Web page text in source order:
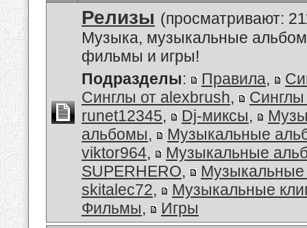
Релизы (просматривают:
Музыка, музыкальные
фильмы и игры!
Подразделы: Правила,
Синглы от alexbrush,
Синглы
runet12345, Dj-миксы,
альбомы,
Музыкальные
viktor964,
Музыкальные
SUPERHERO,
skitalec72,
Музыкальные
Фильмы, Игры